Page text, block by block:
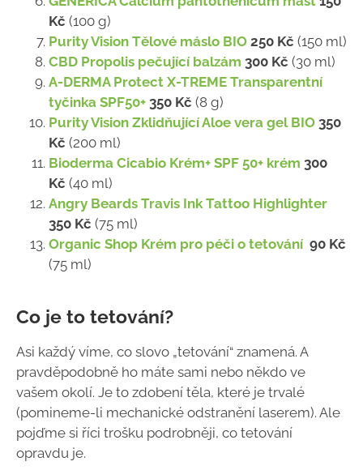
Kč (100 g)
Purity Vision Tělové máslo BIO 250 Kč (150 ml)
CBD Propolis pečující balzám 300 Kč (30 ml)
A-DERMA Protect X-TREME Transparentní
tyčinka SPF50+ 350 Kč (8 g)
Purity Vision Zklidňující Aloe vera gel BIO 350
Kč (200 ml)
Bioderma Cicabio Krém+ SPF 50+ krém 300
Kč (40 ml)
Angry Beards Travis Ink Tattoo Highlighter
350 Kč (75 ml)
Organic Shop Krém pro péči o tetování 90 Kč
(75 ml)
Co je to tetování?
Asi každý víme, co slovo „tetování“ znamená. A
pravděpodobně ho máte sami nebo někdo ve
vašem okolí. Je to zdobení těla, které je trvalé
(pomineme-li mechanické odstranění laserem). Ale
pojďme si říci trošku podrobněji, co tetování
opravdu je.